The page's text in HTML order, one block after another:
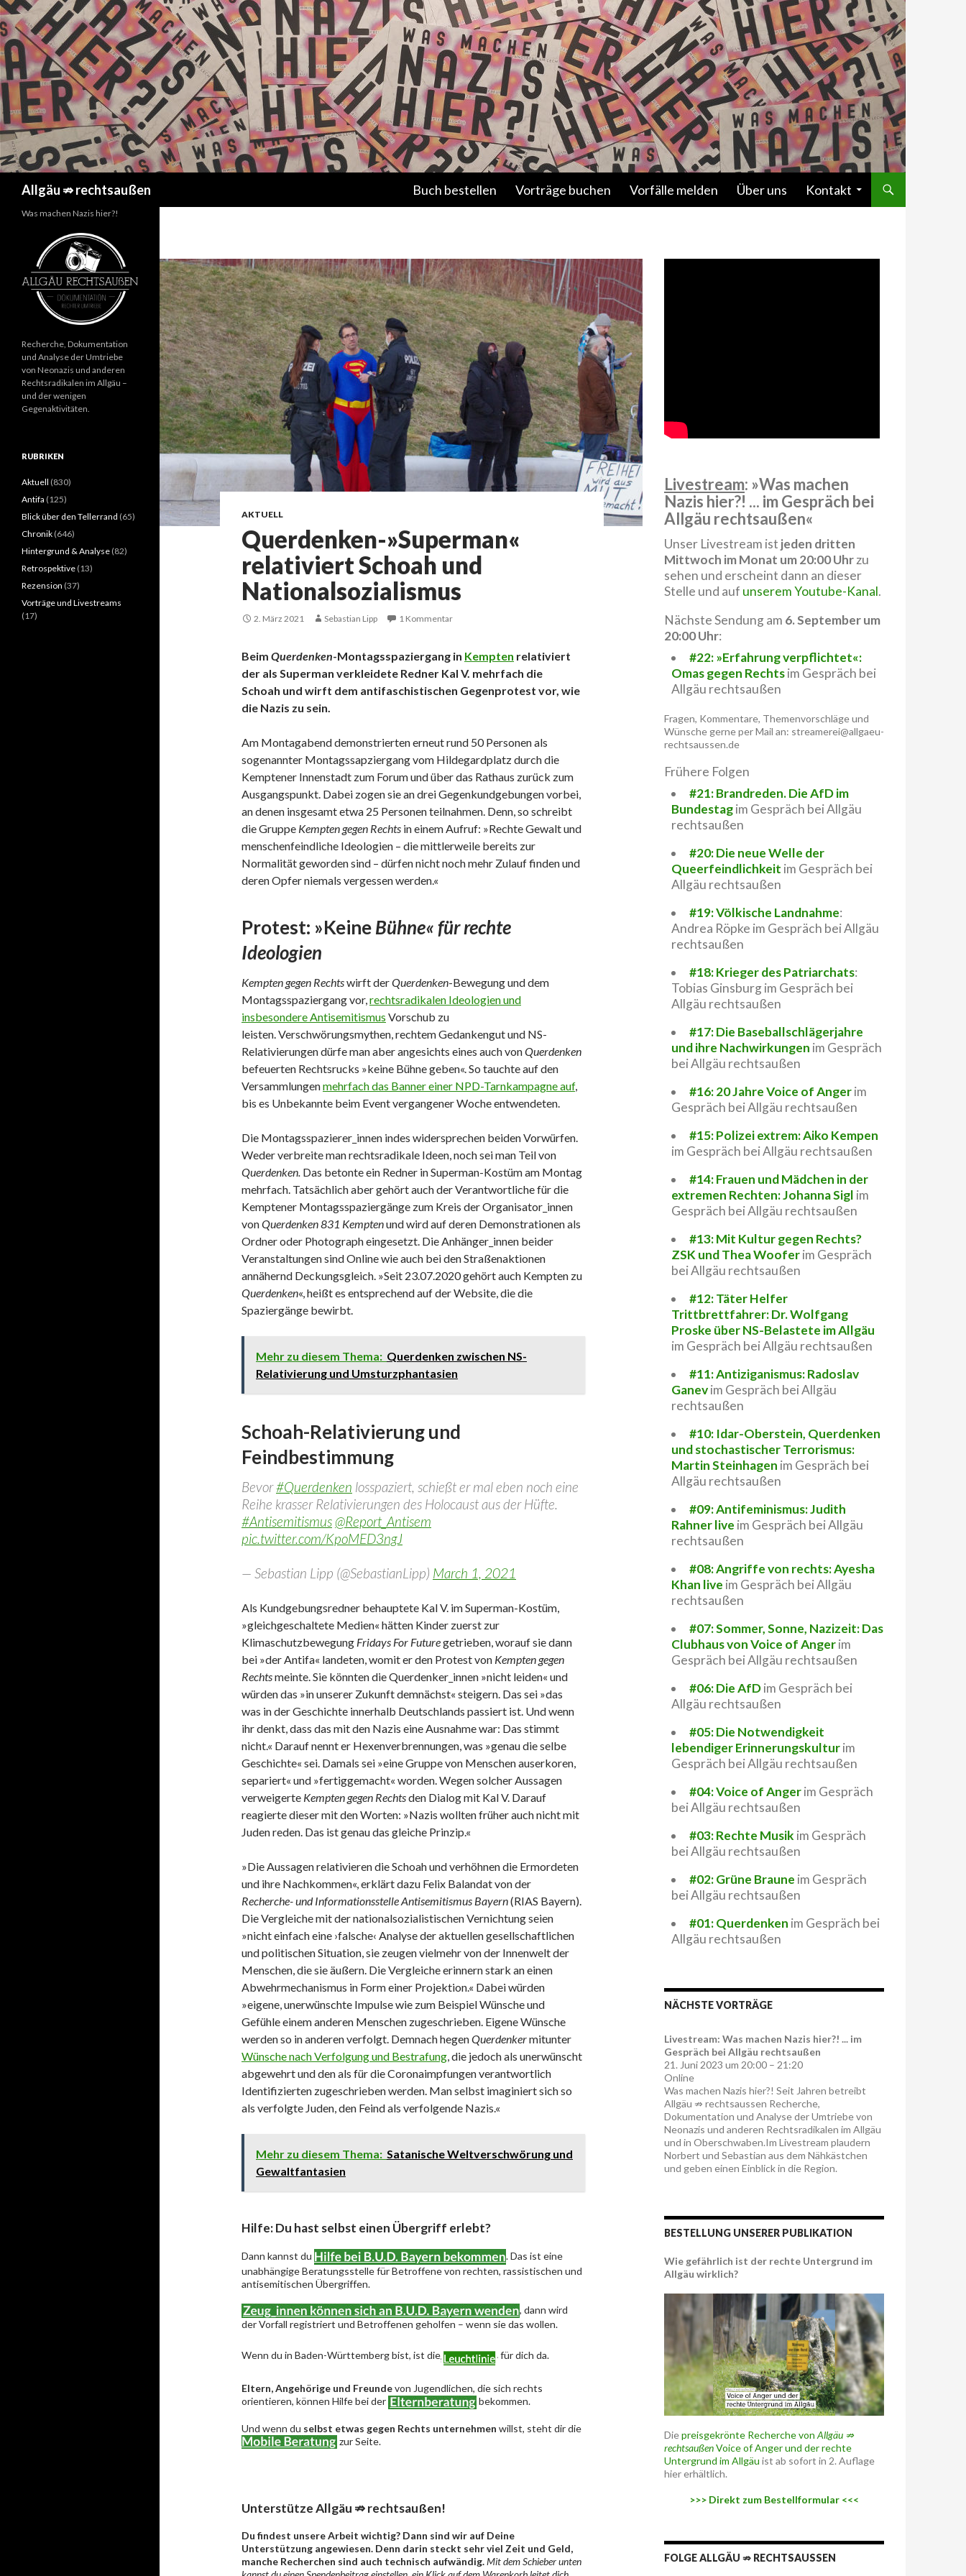
Allgäu ⇏ rechtsaußen Buch bestellen Vorträge buchen Vorfälle melden Über uns Kontakt
AKTUELL
Querdenken-»Superman«
relativiert Schoah und
Nationalsozialismus
2. März 2021 Sebastian Lipp 1 Kommentar
Beim Querdenken-Montagsspaziergang in Kempten relativiert
der als Superman verkleidete Redner Kal V. mehrfach die
Schoah und wirft dem antifaschistischen Gegenprotest vor, wie
die Nazis zu sein.
Am Montagabend demonstrierten erneut rund 50 Personen als
sogenannter Montagssapziergang vom Hildegardplatz durch die
Kemptener Innenstadt zum Forum und über das Rathaus zurück zum
Ausgangspunkt. Dabei zogen sie an drei Gegenkundgebungen vorbei,
an denen insgesamt etwa 25 Personen teilnahmen. Denn, so schreibt
die Gruppe Kempten gegen Rechts in einem Aufruf: »Rechte Gewalt und
menschenfeindliche Ideologien – die mittlerweile bereits zur
Normalität geworden sind – dürfen nicht noch mehr Zulauf finden und
deren Opfer niemals vergessen werden.«
Protest: »KeineBühne« für rechte
Ideologien
Kempten gegen Rechtswirft derQuerdenken-Bewegung und dem
Montagsspaziergang vor,rechtsradikalen Ideologien und
insbesondere Antisemitismus Vorschub zu
leisten. Verschwörungsmythen, rechtem Gedankengut und NS-
Relativierungen dürfe man aber angesichts eines auch vonQuerdenken
befeuerten Rechtsrucks »keine Bühne geben«. So tauchte auf den
Versammlungenmehrfach das Banner einer NPD-Tarnkampagne auf,
bis es Unbekannte beim Event vergangener Woche entwendeten.
Die Montagsspazierer_innen indes widersprechen beiden Vorwürfen.
Weder verbreite man rechtsradikale Ideen, noch sei man Teil von
Querdenken. Das betonte ein Redner in Superman-Kostüm am Montag
mehrfach. Tatsächlich aber gehört auch der Verantwortliche für die
Kemptener Montagsspaziergänge zum Kreis der Organisator_innen
vonQuerdenken 831 Kemptenund wird auf deren Demonstrationen als
Ordner oder Photograph eingesetzt. Die Anhänger_innen beider
Veranstaltungen sind Online wie auch bei den Straßenaktionen
annähernd Deckungsgleich. »Seit 23.07.2020 gehört auch Kempten zu
Querdenken«, heißt es entsprechend auf der Website, die die
Spaziergänge bewirbt.
Mehr zu diesem Thema: Querdenken zwischen NS-
Relativierung und Umsturzphantasien
Schoah-Relativierung und
Feindbestimmung
Bevor#Querdenken losspaziert, schießt er mal eben noch eine
Reihe krasser Relativierungen des Holocaust aus der Hüfte.
#Antisemitismus @Report_Antisem
pic.twitter.com/KpoMED3ngJ
— Sebastian Lipp (@SebastianLipp) March 1, 2021
Als Kundgebungsredner behauptete Kal V. im Superman-Kostüm,
»gleichgeschaltete Medien« hätten Kinder zuerst zur
Klimaschutzbewegung Fridays For Futuregetrieben, worauf sie dann
bei »der Antifa« landeten, womit er den Protest von Kempten gegen
Rechtsmeinte. Sie könnten die Querdenker_innen »nicht leiden« und
würden das »in unserer Zukunft demnächst« steigern. Das sei »das
was in der Geschichte innerhalb Deutschlands passiert ist. Und wenn
ihr denkt, dass das mit den Nazis eine Ausnahme war: Das stimmt
nicht.« Darauf nennt er Hexenverbrennungen, was »genau die selbe
Geschichte« sei. Damals sei »eine Gruppe von Menschen auserkoren,
separiert« und »fertiggemacht« worden. Wegen solcher Aussagen
verweigerte Kempten gegen Rechtsden Dialog mit Kal V. Darauf
reagierte dieser mit den Worten: »Nazis wollten früher auch nicht mit
Juden reden. Das ist genau das gleiche Prinzip.«
»Die Aussagen relativieren die Schoah und verhöhnen die Ermordeten
und ihre Nachkommen«, erklärt dazu Felix Balandat von der
Recherche- und Informationsstelle Antisemitismus Bayern(RIAS Bayern).
Die Vergleiche mit der nationalsozialistischen Vernichtung seien
»nicht einfach eine ›falsche‹ Analyse der aktuellen gesellschaftlichen
und politischen Situation, sie zeugen vielmehr von der Innenwelt der
Menschen, die sie äußern. Die Vergleiche erinnern stark an einen
Abwehrmechanismus in Form einer Projektion.« Dabei würden
»eigene, unerwünschte Impulse wie zum Beispiel Wünsche und
Gefühle einem anderen Menschen zugeschrieben. Eigene Wünsche
werden so in anderen verfolgt. Demnach hegenQuerdenkermitunter
Wünsche nach Verfolgung und Bestrafung, die jedoch als unerwünscht
abgewehrt und den als für die Coronaimpfungen verantwortlich
Identifizierten zugeschrieben werden. Man selbst imaginiert sich so
als verfolgte Juden, den Feind als verfolgende Nazis.«
Mehr zu diesem Thema: Satanische Weltverschwörung und
Gewaltfantasien
Hilfe: Du hast selbst einen Übergriff erlebt?
Dann kannst du
. Das ist eine
unabhängige Beratungsstelle für Betroffene von rechten, rassistischen und
antisemitischen Übergriffen.
, dann wird
der Vorfall registriert und Betroffenen geholfen – wenn sie das wollen.
Wenn du in Baden-Württemberg bist, ist die für dich da.
Eltern, Angehörige und Freundevon Jugendlichen, die sich rechts
orientieren, können Hilfe bei der
bekommen.
Und wenn du selbst etwas gegen Rechts unternehmen willst, steht dir die
zur Seite.
Unterstütze Allgäu ⇏ rechtsaußen!
Du findest unsere Arbeit wichtig? Dann sind wir auf Deine
Unterstützung angewiesen. Denn darin steckt sehr viel Zeit und Geld,
manche Recherchen sind auch technisch aufwändig.Mit dem Schieber unten
Livestream: »Was machen
Nazis hier?! ... im Gespräch bei
Allgäu rechtsaußen«
Unser Livestream ist jeden dritten
Mittwoch im Monat um 20:00 Uhrzu
sehen und erscheint dann an dieser
Stelle und auf unserem Youtube-Kanal.
Nächste Sendung am 6. September um
20:00 Uhr:
#22: »Erfahrung verpflichtet«:
Omas gegen Rechtsim Gespräch bei
Allgäu rechtsaußen
Fragen, Kommentare, Themenvorschläge und
Wünsche gerne per Mail an: streamerei@allgaeu-
rechtsaussen.de
Frühere Folgen
#21: Brandreden. Die AfD im
Bundestagim Gespräch bei Allgäu
rechtsaußen
#20: Die neue Welle der
Queerfeindlichkeit im Gespräch bei
Allgäu rechtsaußen
#19: Völkische Landnahme:
Andrea Röpke im Gespräch bei Allgäu
rechtsaußen
#18: Krieger des Patriarchats:
Tobias Ginsburg im Gespräch bei
Allgäu rechtsaußen
#17: Die Baseballschlägerjahre
und ihre Nachwirkungen im Gespräch
bei Allgäu rechtsaußen
#16: 20 Jahre Voice of Angerim
Gespräch bei Allgäu rechtsaußen
#15: Polizei extrem: Aiko Kempen
im Gespräch bei Allgäu rechtsaußen
#14: Frauen und Mädchen in der
extremen Rechten: Johanna Sigl im
Gespräch bei Allgäu rechtsaußen
#13: Mit Kultur gegen Rechts?
ZSK und Thea Wooferim Gespräch
bei Allgäu rechtsaußen
#12: Täter Helfer
Trittbrettfahrer: Dr. Wolfgang
Proske über NS-Belastete im Allgäu
im Gespräch bei Allgäu rechtsaußen
#11: Antiziganismus: Radoslav
Ganevim Gespräch bei Allgäu
rechtsaußen
#10: Idar-Oberstein, Querdenken
und stochastischer Terrorismus:
Martin Steinhagen im Gespräch bei
Allgäu rechtsaußen
#09: Antifeminismus: Judith
Rahner live im Gespräch bei Allgäu
rechtsaußen
#08: Angriffe von rechts: Ayesha
Khan live im Gespräch bei Allgäu
rechtsaußen
#07: Sommer, Sonne, Nazizeit: Das
Clubhaus von Voice of Angerim
Gespräch bei Allgäu rechtsaußen
#06: Die AfDim Gespräch bei
Allgäu rechtsaußen
#05: Die Notwendigkeit
lebendiger Erinnerungskulturim
Gespräch bei Allgäu rechtsaußen
#04: Voice of Angerim Gespräch
bei Allgäu rechtsaußen
#03: Rechte Musik im Gespräch
bei Allgäu rechtsaußen
#02: Grüne Braune im Gespräch
bei Allgäu rechtsaußen
#01: Querdenken im Gespräch bei
Allgäu rechtsaußen
NÄCHSTE VORTRÄGE
Livestream: Was machen Nazis hier?! ... im
Gespräch bei Allgäu rechtsaußen
21. Juni 2023 um 20:00 – 21:20
Online
Was machen Nazis hier?! Seit Jahren betreibt
Allgäu ⇏ rechtsaussen Recherche,
Dokumentation und Analyse der Umtriebe von
Neonazis und anderen Rechtsradikalen im Allgäu
und in Oberschwaben.Im Livestream plaudern
Norbert und Sebastian aus dem Nähkästchen
und geben einen Einblick in die Region.
BESTELLUNG UNSERER PUBLIKATION
Wie gefährlich ist der rechte Untergrund im
Allgäu wirklich?
Diepreisgekrönte Recherche von Allgäu ⇏
rechtsaußenVoice of Anger und der rechte
Untergrund im Allgäu ist ab sofort in 2. Auflage
hier erhältlich.
>>> Direkt zum Bestellformular <<<
FOLGE ALLGÄU ⇏ RECHTSAUSSEN
Was machen Nazis hier?!
Recherche, Dokumentation
und Analyse der Umtriebe
von Neonazis und anderen
Rechtsradikalen im Allgäu –
und der wenigen
Gegenaktivitäten.
RUBRIKEN
Aktuell (830)
Antifa (125)
Blick über den Tellerrand (65)
Chronik (646)
Hintergrund & Analyse (82)
Retrospektive (13)
Rezension (37)
Vorträge und Livestreams
(17)